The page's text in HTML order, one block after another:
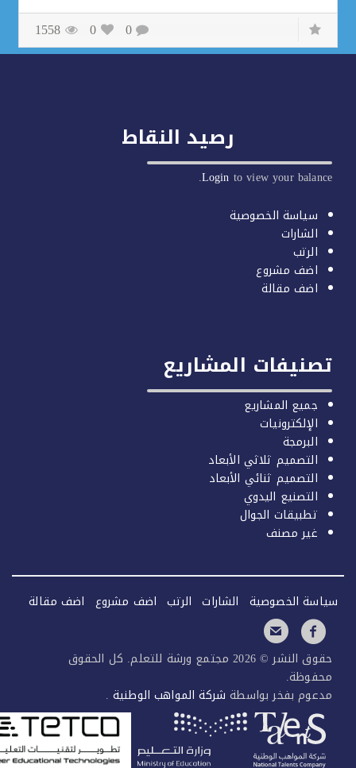
0
1558
رصيد النقاط
Loginto view your
سياسة الخصوصية
الشارات
الرتب
اضف مشروع
اضف مقالة
المشاريع
جميع المشاريع
الإلكترونيات
البرمجة
التصميم ثلاثي الأبعاد
التصميم ثنائي الأبعاد
التصنيع اليدوي
تطبيقات الجوال
غير مصنف
الخصوصية الشارات الرتب اضف مشروع اضف مقالة
حقوق النشر © 2026 مجتمع ورشة للتعلم. كل الحقوق
بفخر بواسطةشركة المواهب الوطنية.